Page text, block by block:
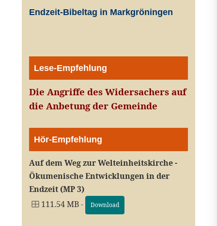
Endzeit-Bibeltag in Markgröningen
Lese-Empfehlung
Die Angriffe des Widersachers auf
die Anbetung der Gemeinde
Hör-Empfehlung
Auf dem Weg zur Welteinheitskirche -
Ökumenische Entwicklungen in der
Endzeit (MP 3)
111.54 MB -
Download